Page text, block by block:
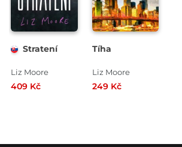
Stratení
Liz Moore
409 Kč
Tíha
Liz Moore
249 Kč